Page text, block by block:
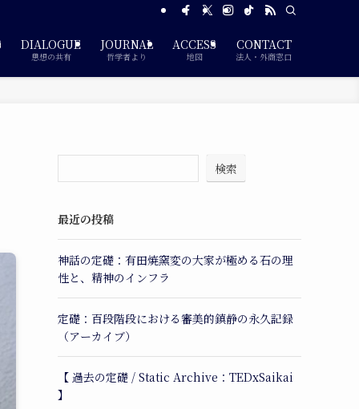
DIALOGUE
思想の共有
JOURNAL
哲学者より
ACCESS
地図
CONTACT
法人・外商窓口
検索
最近の投稿
神話の定礎：有田焼窯変の大家が極める石の理
性と、精神のインフラ
定礎：百段階段における審美的鎮静の永久記録
（アーカイブ）
【 過去の定礎 / Static Archive：TEDxSaikai
】